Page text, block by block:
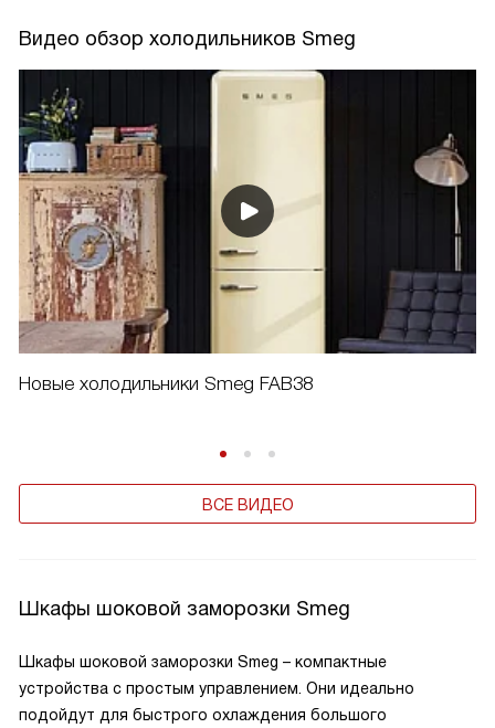
Видео обзор холодильников Smeg
Новые холодильники Smeg FAB38
ВСЕ ВИДЕО
Шкафы шоковой заморозки Smeg
Шкафы шоковой заморозки Smeg – компактные
устройства с простым управлением. Они идеально
подойдут для быстрого охлаждения большого